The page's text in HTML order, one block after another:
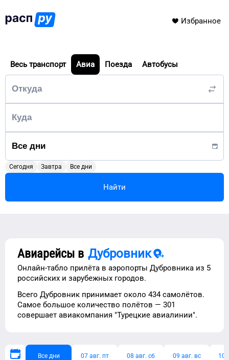
Избранное
Весь транспорт Авиа Поезда Автобусы
Сегодня Завтра Все дни
Найти
Авиарейсы в Дубровник
Онлайн-табло прилёта в аэропорты Дубровника из 5
российских и зарубежных городов.
Всего Дубровник принимает около 434самолётов.
Самое большое количество полётов — 301
совершает авиакомпания "Турецкие авиалинии".
Все дни 07 авг. пт 08 авг. сб 09 авг. вс 10